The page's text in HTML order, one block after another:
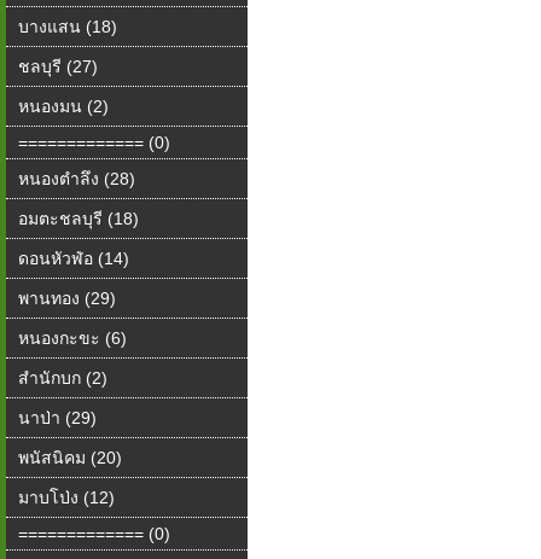
บางแสน (18)
ชลบุรี (27)
หนองมน (2)
============= (0)
หนองตำลึง (28)
อมตะชลบุรี (18)
ดอนหัวฬ่อ (14)
พานทอง (29)
หนองกะขะ (6)
สำนักบก (2)
นาป่า (29)
พนัสนิคม (20)
มาบโป่ง (12)
============= (0)